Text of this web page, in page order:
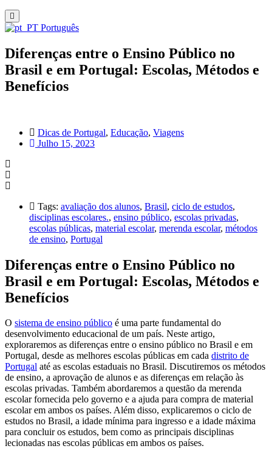
Português
Diferenças entre o Ensino Público no
Brasil e em Portugal: Escolas, Métodos e
Benefícios
Dicas de Portugal, Educação, Viagens
Julho 15, 2023
Tags: avaliação dos alunos, Brasil, ciclo de estudos,
disciplinas escolares., ensino público, escolas privadas,
escolas públicas, material escolar, merenda escolar, métodos
de ensino, Portugal
Diferenças entre o Ensino Público no
Brasil e em Portugal: Escolas, Métodos e
Benefícios
O sistema de ensino público é uma parte fundamental do
desenvolvimento educacional de um país. Neste artigo,
exploraremos as diferenças entre o ensino público no Brasil e em
Portugal, desde as melhores escolas públicas em cada distrito de
Portugal até as escolas estaduais no Brasil. Discutiremos os métodos
de ensino, a aprovação de alunos e as diferenças em relação às
escolas privadas. Também abordaremos a questão da merenda
escolar fornecida pelo governo e a ajuda para compra de material
escolar em ambos os países. Além disso, explicaremos o ciclo de
estudos no Brasil, a idade mínima para ingresso e a idade máxima
para concluir os estudos, bem como as principais disciplinas
lecionadas nas escolas públicas em ambos os países.